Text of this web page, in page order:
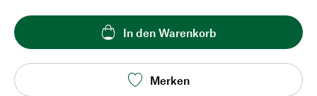
In den Warenkorb
Merken